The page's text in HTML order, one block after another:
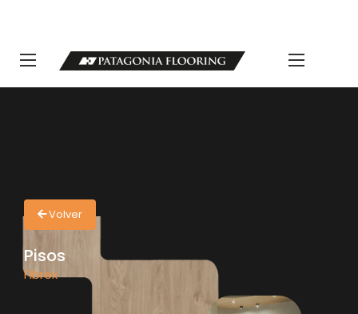
Viernes de 8 a 17 hs.
Volver
Pisos
Fibrex